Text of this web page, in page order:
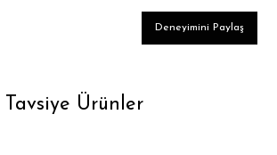
Deneyimini Paylaş
Tavsiye Ürünler